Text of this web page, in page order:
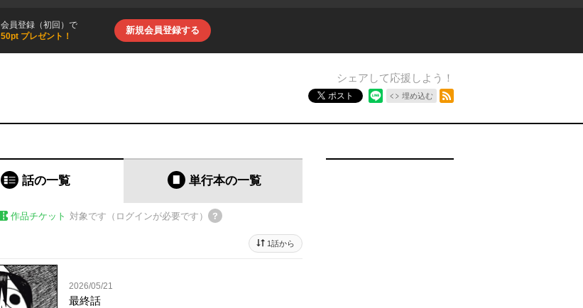
会員登録（初回）で
50pt プレゼント！
新規会員登録する
シェアして応援しよう！
ポスト 埋め込む
話の一覧 単行本の一覧
作品チケット 対象です（ログインが必要です）
1話から
2026/05/21
最終話